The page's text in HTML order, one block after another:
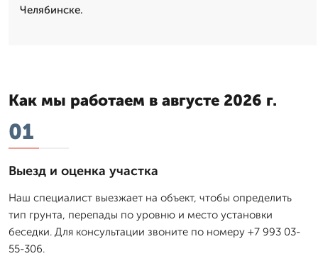
Челябинске.
Как мы работаем в августе 2026 г.
01
Выезд и оценка участка
Наш специалист выезжает на объект, чтобы определить
тип грунта, перепады по уровню и место установки
беседки. Для консультации звоните по номеру +7 993 03-
55-306.